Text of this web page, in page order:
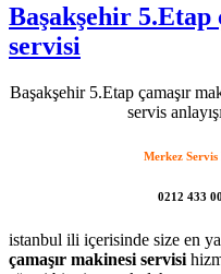
Başakşehir 5.Etap
servisi
Başakşehir 5.Etap çamaşır
servis
Merkez Servis
0212 433
istanbul ili içerisinde size en
çamaşır makinesi servisi